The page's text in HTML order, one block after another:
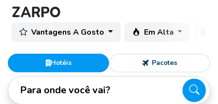
Vantagens A Gosto Em Alta
Hotéis Pacotes
Para onde você vai?